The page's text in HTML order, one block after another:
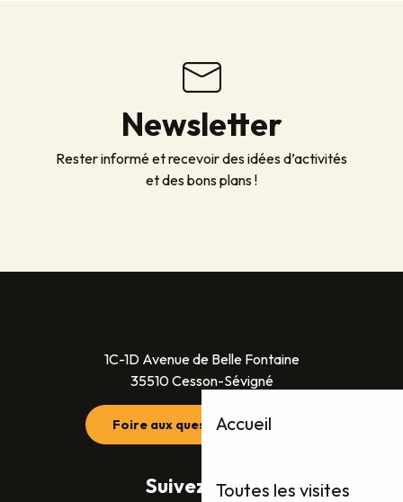
Accueil
Toutes les visites
Newsletter
Rester informé et recevoir des idées d’activités
et des bons plans !
1C-1D Avenue de Belle Fontaine
35510 Cesson-Sévigné
Foire aux questions (FAQ)
Suivez-nous